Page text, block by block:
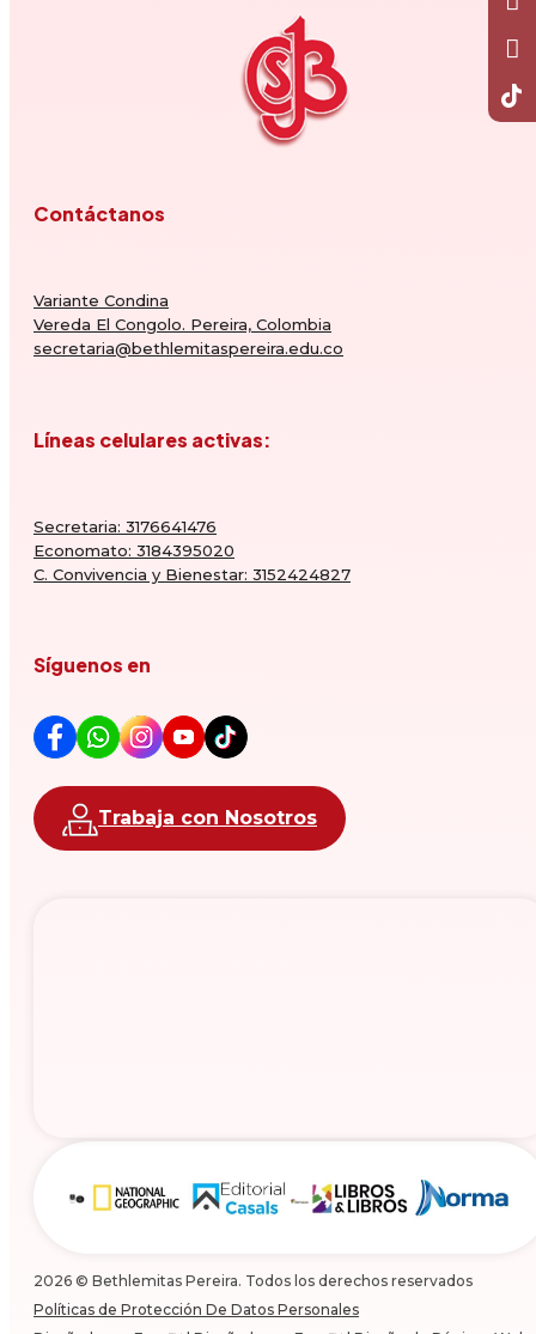
Contáctanos
Variante Condina
Vereda El Congolo. Pereira, Colombia
secretaria@bethlemitaspereira.edu.co
Líneas celulares activas:
Secretaria: 3176641476
Economato: 3184395020
C. Convivencia y Bienestar: 3152424827
Síguenos en
Trabaja con Nosotros
2026 © Bethlemitas Pereira. Todos los derechos reservados
Políticas de Protección De Datos Personales